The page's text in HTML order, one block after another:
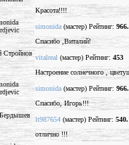
Красота!!!!
simonida (мастер) Рейтинг:
Спасибо ,Виталий!
vitalreal (мастер) Рейтинг: 453
Настроение солнечного ,
simonida (мастер) Рейтинг:
Спасибо, Игорь!!!
lt987654 (мастер) Рейтинг:
отлично !!!